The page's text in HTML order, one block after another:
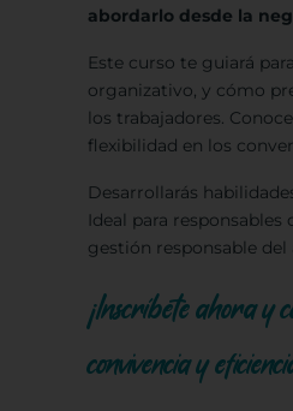
abordarlo desde la
Este curso te guiará
organizativo, y cómo
los trabajadores.
flexibilidad en los
Desarrollarás
Ideal para
gestión responsable del
¡Inscríbete ahora y
convivencia y